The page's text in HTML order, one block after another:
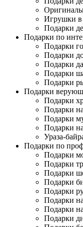
Игрушки в
Подарки
Подарки по
Подарки
Подарки
Подарки
Подарки
Подарки
Подарки
Подарки
Подарки
Подарки
Подарки
Ураза-
Подарки по
Подарки
Подарки
Подарки
Подарки
Подарки
Подарки
Подарки
Подарки